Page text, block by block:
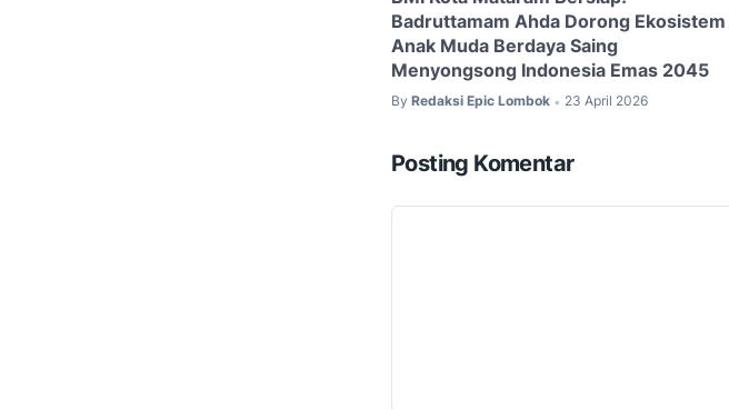
Badruttamam Ahda Dorong Ekosistem
Anak Muda Berdaya Saing
Menyongsong Indonesia Emas 2045
By Redaksi Epic Lombok • 23 April 2026
Posting Komentar